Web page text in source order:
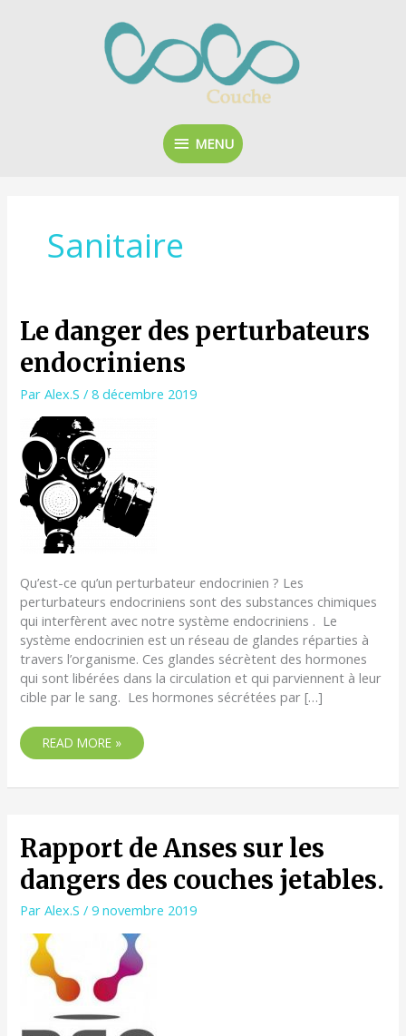
MENU
MENU
Sanitaire
Le danger des perturbateurs
endocriniens
ParAlex.S/8 décembre 2019
Qu’est-ce qu’un perturbateur endocrinien ? Les
perturbateurs endocriniens sont des substances chimiques
qui interfèrent avec notre système endocriniens . Le
système endocrinien est un réseau de glandes réparties à
travers l’organisme. Ces glandes sécrètent des hormones
qui sont libérées dans la circulation et qui parviennent à leur
cible par le sang. Les hormones sécrétées par […]
LE
DANGER
DES
ENDOCRINIENS
READ MORE »
Rapport de Anses sur les
dangers des couches jetables.
ParAlex.S/9 novembre 2019
RAPPORT
DE
ANSES
SUR
LES
DANGERS
DES
COUCHES
JETABLES.